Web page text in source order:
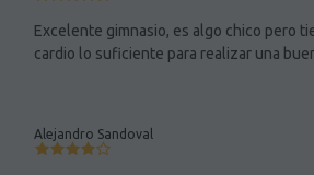
Excelente gimnasio, es algo chico pero
cardio lo suficiente para realizar una
Alejandro Sandoval